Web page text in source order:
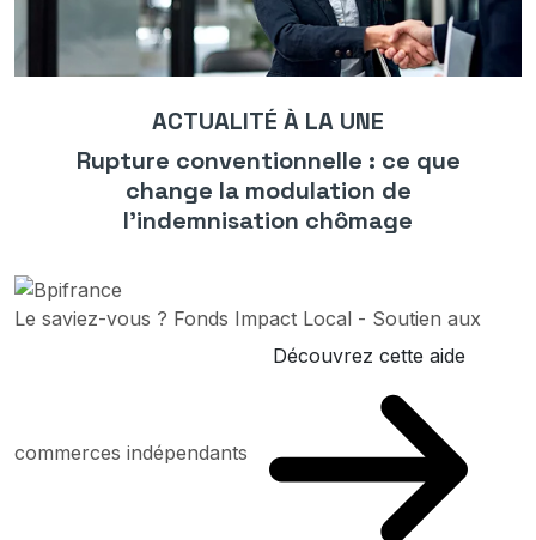
ACTUALITÉ À LA UNE
Rupture conventionnelle : ce que
change la modulation de
l’indemnisation chômage
Le saviez-vous ? Fonds Impact Local - Soutien aux
commerces indépendants
Découvrez cette aide